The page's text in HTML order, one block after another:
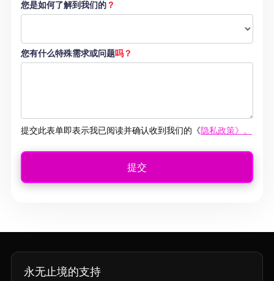
您是如何了解到我们的？
您有什么特殊需求或问题吗？
提交此表单即表示我已阅读并确认收到我们的《隐私政策》。
永无止境的支持